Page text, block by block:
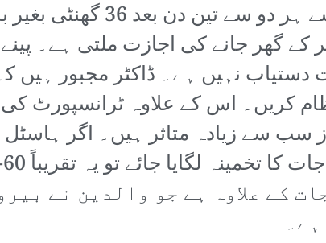
قدم رکھنے کے لیے ہاؤس جاب بنیادی
8 گھنٹے وارڈ ڈیوٹی کر کے گھر جانے کی اجازت
نہیں ہے۔ ڈاکٹر مجبور ہیں
کریں۔ اس کے علاوہ ٹرانسپورٹ
سے زیادہ متاثر ہیں۔ اگر
کے علاوہ ہے جو والدین نے